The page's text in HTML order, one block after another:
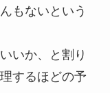
もないという
いか、と割り
するほどの予